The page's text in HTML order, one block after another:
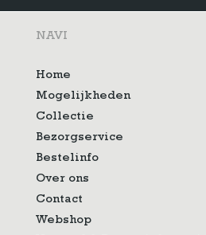
NAVI
Home
Mogelijkheden
Collectie
Bezorgservice
Bestelinfo
Over ons
Contact
Webshop